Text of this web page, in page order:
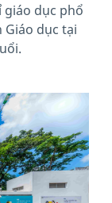
giáo dục phổ
Giáo dục tại